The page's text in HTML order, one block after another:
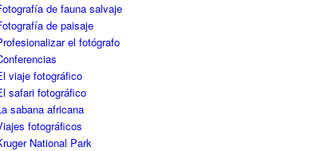
de fauna salvaje
de paisaje
el fotógrafo
viaje fotográfico
safari fotográfico
sabana africana
fotográficos
National Park